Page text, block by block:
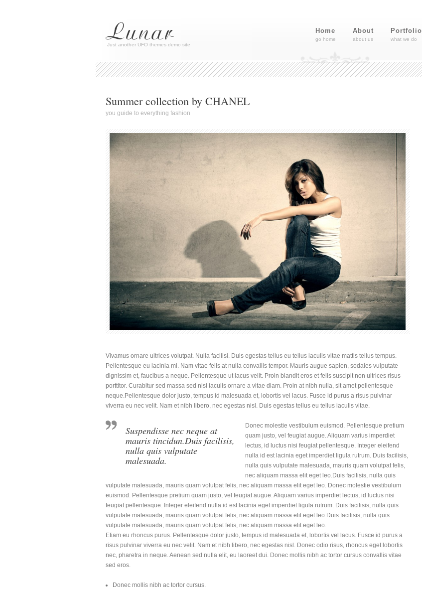
Home
go home
About
about us
Portfolio
what we do
Just another UFO themes demo site
Summer collection by CHANEL
you guide to everything fashion
Vivamus ornare ultrices volutpat. Nulla facilisi. Duis egestas tellus eu tellus iaculis vitae mattis tellus tempus.
Pellentesque eu lacinia mi. Nam vitae felis at nulla convallis tempor. Mauris augue sapien, sodales vulputate
dignissim et, faucibus a neque. Pellentesque ut lacus velit. Proin blandit eros et felis suscipit non ultrices risus
porttitor. Curabitur sed massa sed nisi iaculis ornare a vitae diam. Proin at nibh nulla, sit amet pellentesque
neque.Pellentesque dolor justo, tempus id malesuada et, lobortis vel lacus. Fusce id purus a risus pulvinar
viverra eu nec velit. Nam et nibh libero, nec egestas nisl. Duis egestas tellus eu tellus iaculis vitae.
Suspendisse nec neque at
mauris tincidun.Duis facilisis,
nulla quis vulputate
malesuada.
Donec molestie vestibulum euismod. Pellentesque pretium
quam justo, vel feugiat augue. Aliquam varius imperdiet
lectus, id luctus nisi feugiat pellentesque. Integer eleifend
nulla id est lacinia eget imperdiet ligula rutrum. Duis facilisis,
nulla quis vulputate malesuada, mauris quam volutpat felis,
nec aliquam massa elit eget leo.Duis facilisis, nulla quis
vulputate malesuada, mauris quam volutpat felis, nec aliquam massa elit eget leo. Donec molestie vestibulum
euismod. Pellentesque pretium quam justo, vel feugiat augue. Aliquam varius imperdiet lectus, id luctus nisi
feugiat pellentesque. Integer eleifend nulla id est lacinia eget imperdiet ligula rutrum. Duis facilisis, nulla quis
vulputate malesuada, mauris quam volutpat felis, nec aliquam massa elit eget leo.Duis facilisis, nulla quis
vulputate malesuada, mauris quam volutpat felis, nec aliquam massa elit eget leo.
Etiam eu rhoncus purus. Pellentesque dolor justo, tempus id malesuada et, lobortis vel lacus. Fusce id purus a
risus pulvinar viverra eu nec velit. Nam et nibh libero, nec egestas nisl. Donec odio risus, rhoncus eget lobortis
nec, pharetra in neque. Aenean sed nulla elit, eu laoreet dui. Donec mollis nibh ac tortor cursus convallis vitae
sed eros.
Donec mollis nibh ac tortor cursus.